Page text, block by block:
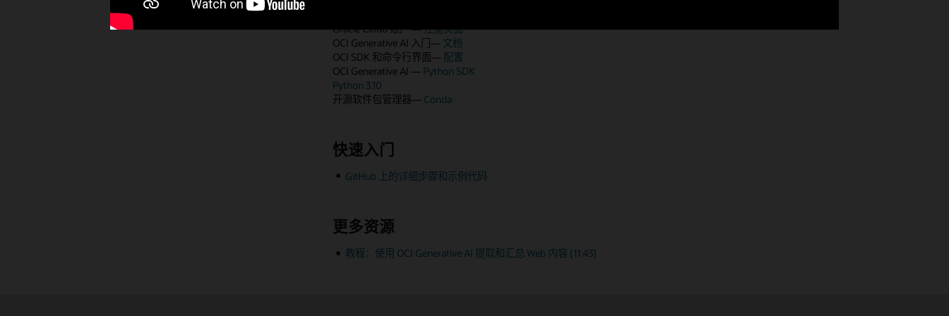
Oracle Cloud 账户 —注册页面
OCI Generative AI 入门— 文档
OCI SDK 和命令行界面— 配置
OCI Generative AI — Python SDK
Python 3.10
开源软件包管理器— Conda
快速入门
GitHub 上的详细步骤和示例代码
更多资源
教程：使用 OCI Generative AI 提取和汇总 Web 内容 (11:43)